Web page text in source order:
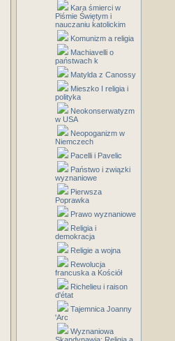
Kara śmierci w
Piśmie Świętym i
nauczaniu katolickim
Komunizm a religia
Machiavelli o
państwach k
Matylda z Canossy
Mieszko I religia i
polityka
Neokonserwatyzm
w USA
Neopoganizm w
Niemczech
Pacelli i Pavelic
Państwo i związki
wyznaniowe
Pierwsza
Poprawka
Prawo wyznaniowe
Religia i
demokracja
Religie a wojna
Rewolucja
francuska a Kościół
Richelieu i raison
d'état
Tajemnica Joanny
'Arc
Wyznaniowa